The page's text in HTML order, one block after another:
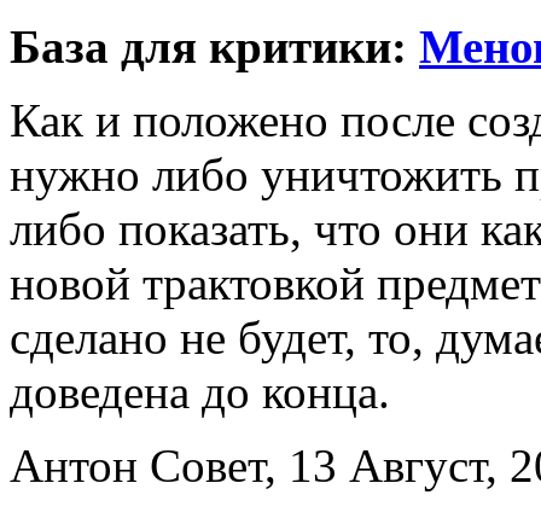
База для критики:
Как и положено после
нужно либо уничтожить
либо показать, что они
новой трактовкой
сделано не будет, то,
доведена до конца.
Антон Совет, 13 Август,